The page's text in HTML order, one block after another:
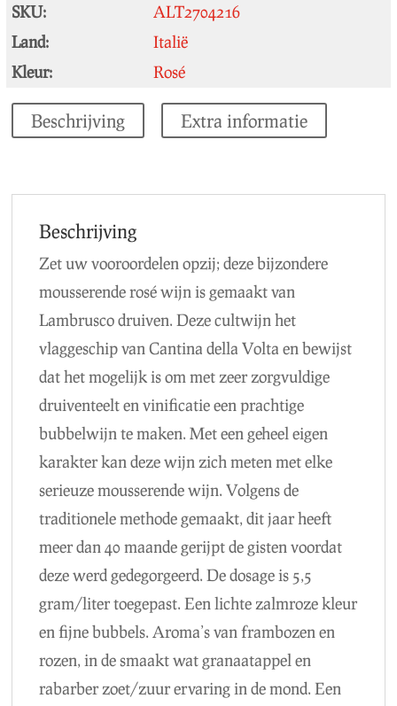
SKU:
ALT2704216
Land:
Italië
Kleur:
Rosé
Beschrijving Extra informatie
Beschrijving
Zet uw vooroordelen opzij; deze bijzondere
mousserende rosé wijn is gemaakt van
Lambrusco druiven. Deze cultwijn het
vlaggeschip van Cantina della Volta en bewijst
dat het mogelijk is om met zeer zorgvuldige
druiventeelt en vinificatie een prachtige
bubbelwijn te maken. Met een geheel eigen
karakter kan deze wijn zich meten met elke
serieuze mousserende wijn. Volgens de
traditionele methode gemaakt, dit jaar heeft
meer dan 40 maande gerijpt de gisten voordat
deze werd gedegorgeerd. De dosage is 5,5
gram/liter toegepast. Een lichte zalmroze kleur
en fijne bubbels. Aroma’s van frambozen en
rozen, in de smaakt wat granaatappel en
rabarber zoet/zuur ervaring in de mond. Een